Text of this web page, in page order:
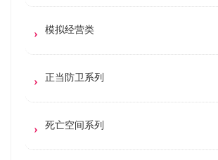
模拟经营类
正当防卫系列
死亡空间系列